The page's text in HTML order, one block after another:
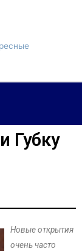
Губку
Новые открытия
очень часто